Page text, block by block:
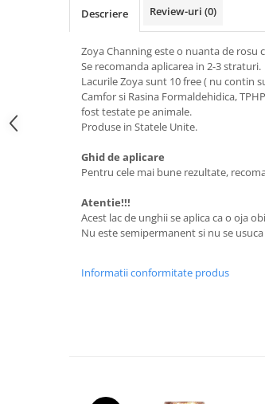
Descriere Review-uri (0)
Zoya Channing este o nuanta de rosu
Se recomanda aplicarea in 2-3 straturi.
Lacurile Zoya sunt 10 free ( nu contin
Camfor si Rasina Formaldehidica,
fost testate pe animale.
Produse in Statele Unite.
Ghid de aplicare
Pentru cele mai bune rezultate,
Atentie!!!
Acest lac de unghii se aplica ca o oja
Nu este semipermanent si nu se
Informatii conformitate produs